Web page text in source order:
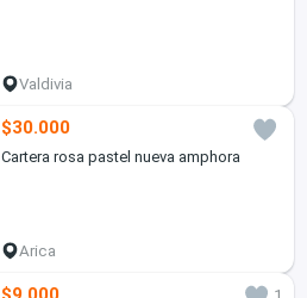
Valdivia
$30.000
Cartera rosa pastel nueva amphora
Arica